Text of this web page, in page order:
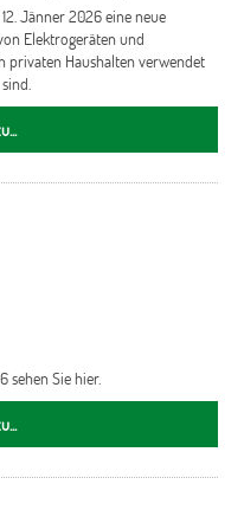
Jänner 2026 eine neue
Elektrogeräten und
privaten Haushalten verwendet
sehen Sie hier.